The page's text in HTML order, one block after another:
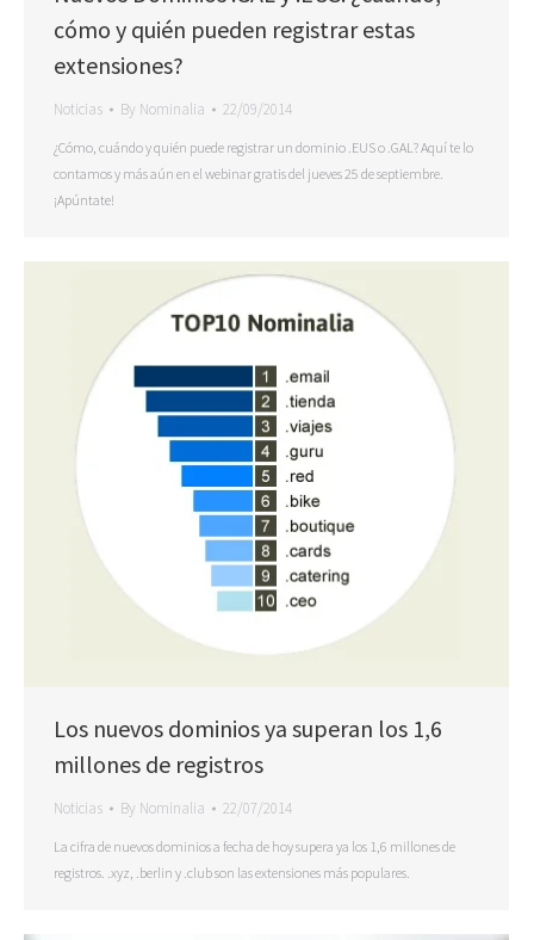
cómo y quién pueden registrar estas
extensiones?
Noticias By Nominalia 22/09/2014
¿Cómo, cuándo y quién puede registrar un dominio .EUS o .GAL? Aquí te lo
contamos y más aún en el webinar gratis del jueves 25 de septiembre.
¡Apúntate!
Los nuevos dominios ya superan los 1,6
millones de registros
Noticias By Nominalia 22/07/2014
La cifra de nuevos dominios a fecha de hoy supera ya los 1,6 millones de
registros. .xyz, .berlin y .club son las extensiones más populares.